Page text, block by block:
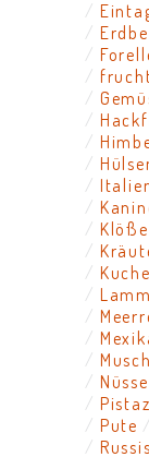
Klöße
Lamm
Nüsse
Pute